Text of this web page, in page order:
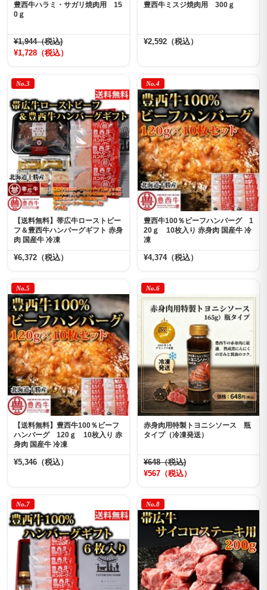
豊西牛ハラミ・サガリ焼肉用 15
0ｇ
¥1,944（税込)
¥1,728（税込）
豊西牛ミスジ焼肉用 300ｇ
¥2,592（税込）
No.3
【送料無料】帯広牛ローストビー
フ＆豊西牛ハンバーグギフト 赤身
肉 国産牛 冷凍
¥6,372（税込）
No.4
豊西牛100％ビーフハンバーグ 1
20ｇ 10枚入り 赤身肉 国産牛 冷
凍
¥4,374（税込）
No.5
【送料無料】豊西牛100％ビーフ
ハンバーグ 120ｇ 10枚入り 赤
身肉 国産牛 冷凍
¥5,346（税込）
No.6
赤身肉用特製トヨニシソース 瓶
タイプ（冷凍発送）
¥648（税込)
¥567（税込）
No.7 No.8